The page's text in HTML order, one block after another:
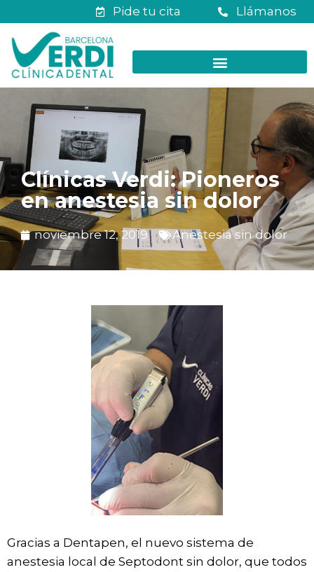
Pide tu cita Llámanos
Clínicas Verdi: Pioneros
en anestesia sin dolor
noviembre 12, 2019 Anestesia sin dolor
Gracias a Dentapen, el nuevo sistema de
anestesia local de Septodont sin dolor, que todos